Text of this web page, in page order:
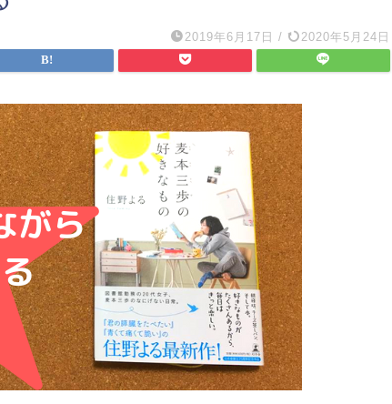
2019年6月17日 / 2020年5月24日